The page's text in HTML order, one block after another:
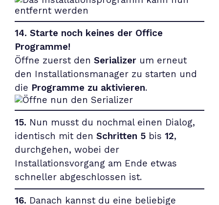
14. Starte noch keines der Office
Programme!
Öffne zuerst den Serializer um erneut
den Installationsmanager zu starten und
die Programme zu aktivieren.
15. Nun musst du nochmal einen Dialog,
identisch mit den Schritten 5 bis 12,
durchgehen, wobei der
Installationsvorgang am Ende etwas
schneller abgeschlossen ist.
16. Danach kannst du eine beliebige